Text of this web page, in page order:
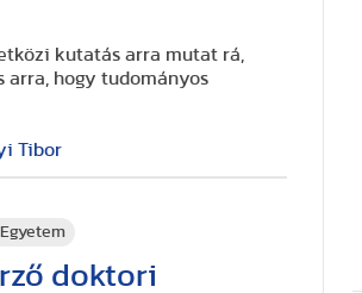
kutatás arra mutat rá,
arra, hogy tudományos
Tibor
doktori